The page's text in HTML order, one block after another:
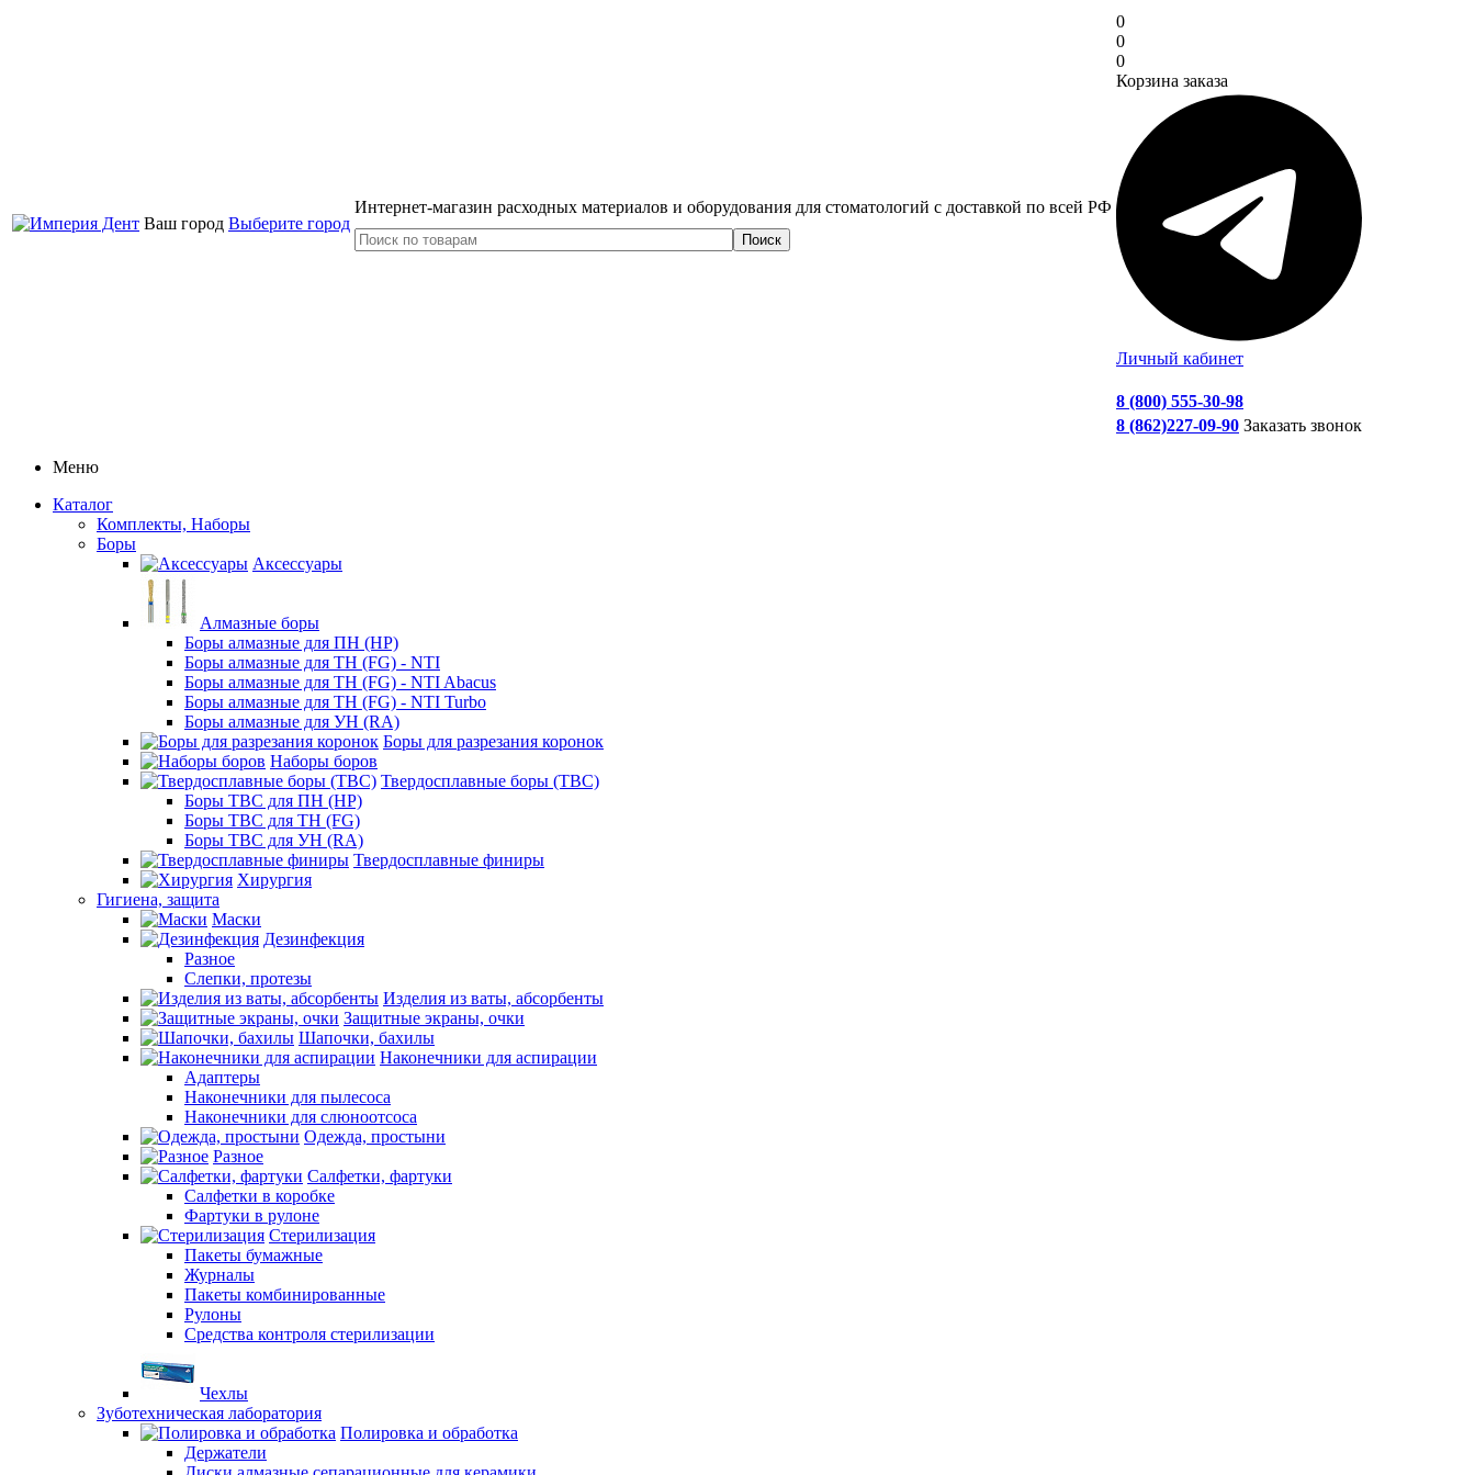
Ваш город Выберите город
Интернет-магазин расходных материалов и оборудования для стоматологий с доставкой по всей РФ
0
0
0
Корзина заказа
Личный кабинет
8 (800) 555-30-98
8 (862)227-09-90 Заказать звонок
Меню
Каталог
Комплекты, Наборы
Боры
Аксессуары
Алмазные боры
Боры алмазные для ПН (HP)
Боры алмазные для ТН (FG) - NTI
Боры алмазные для ТН (FG) - NTI Abacus
Боры алмазные для ТН (FG) - NTI Turbo
Боры алмазные для УН (RA)
Боры для разрезания коронок
Наборы боров
Твердосплавные боры (ТВС)
Боры ТВС для ПН (HP)
Боры ТВС для ТН (FG)
Боры ТВС для УН (RA)
Твердосплавные финиры
Хирургия
Гигиена, защита
Маски
Дезинфекция
Разное
Слепки, протезы
Изделия из ваты, абсорбенты
Защитные экраны, очки
Шапочки, бахилы
Наконечники для аспирации
Адаптеры
Наконечники для пылесоса
Наконечники для слюноотсоса
Одежда, простыни
Разное
Салфетки, фартуки
Салфетки в коробке
Фартуки в рулоне
Стерилизация
Пакеты бумажные
Журналы
Пакеты комбинированные
Рулоны
Средства контроля стерилизации
Чехлы
Зуботехническая лаборатория
Полировка и обработка
Держатели